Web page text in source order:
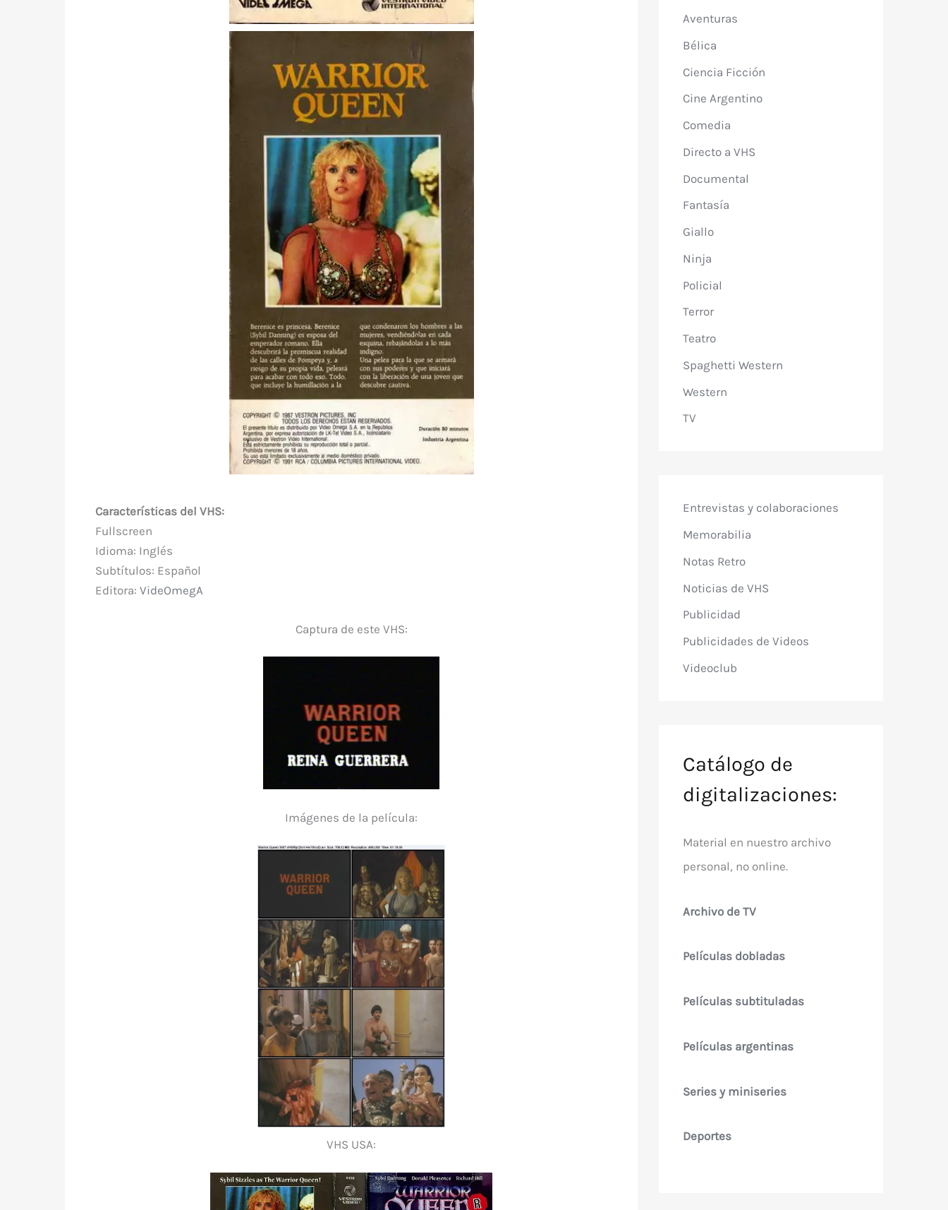
Características del VHS:
Fullscreen
Idioma: Inglés
Subtítulos: Español
Editora: VideOmegA
Captura de este VHS:
Imágenes de la película:
VHS USA:
Aventuras
Bélica
Ciencia Ficción
Cine Argentino
Comedia
Directo a VHS
Documental
Fantasía
Giallo
Ninja
Policial
Terror
Teatro
Spaghetti Western
Western
TV
Entrevistas y colaboraciones
Memorabilia
Notas Retro
Noticias de VHS
Publicidad
Publicidades de Videos
Videoclub
Catálogo de
digitalizaciones:
Material en nuestro archivo
personal, no online.
Archivo de TV
Películas dobladas
Películas subtituladas
Películas argentinas
Series y miniseries
Deportes